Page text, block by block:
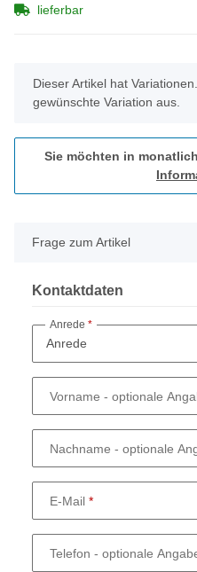
lieferbar
x
Dieser Artikel hat
gewünschte Variation aus.
Sie möchten in
Frage zum Artikel
Kontaktdaten
Anrede
Vorname - optionale
Nachname - optionale
E-Mail
Telefon - optionale